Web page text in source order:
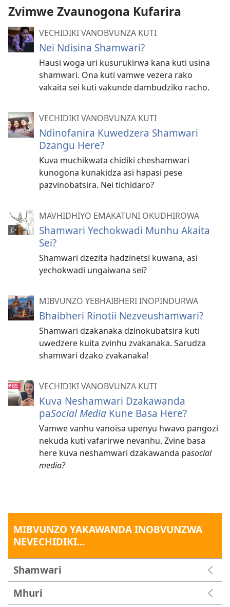
Zvimwe Zvaunogona Kufarira
VECHIDIKI VANOBVUNZA KUTI
Nei Ndisina Shamwari?
Hausi woga uri kusurukirwa kana kuti usina
shamwari. Ona kuti vamwe vezera rako
vakaita sei kuti vakunde dambudziko racho.
VECHIDIKI VANOBVUNZA KUTI
Ndinofanira Kuwedzera Shamwari
Dzangu Here?
Kuva muchikwata chidiki cheshamwari
kunogona kunakidza asi hapasi pese
pazvinobatsira. Nei tichidaro?
MAVHIDHIYO EMAKATUNI OKUDHIROWA
Shamwari Yechokwadi Munhu Akaita
Sei?
Shamwari dzezita hadzinetsi kuwana, asi
yechokwadi ungaiwana sei?
MIBVUNZO YEBHAIBHERI INOPINDURWA
Bhaibheri Rinotii Nezveushamwari?
Shamwari dzakanaka dzinokubatsira kuti
uwedzere kuita zvinhu zvakanaka. Sarudza
shamwari dzako zvakanaka!
VECHIDIKI VANOBVUNZA KUTI
Kuva Neshamwari Dzakawanda
paSocial Media Kune Basa Here?
Vamwe vanhu vanoisa upenyu hwavo pangozi
nekuda kuti vafarirwe nevanhu. Zvine basa
here kuva neshamwari dzakawanda pasocial
media?
MIBVUNZO YAKAWANDA INOBVUNZWA
NEVECHIDIKI...
Shamwari
Mhuri